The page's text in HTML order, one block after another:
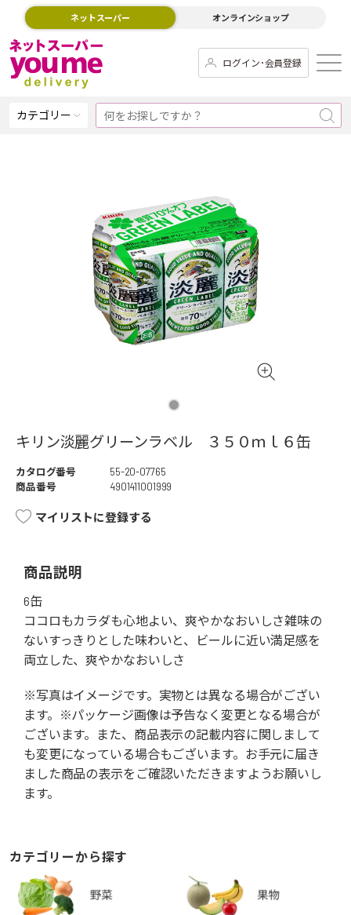
ネットスーパー オンラインショップ
ログイン･会員登録
カテゴリー
キリン淡麗グリーンラベル ３５０ｍｌ６缶
カタログ番号
55-20-07765
商品番号
4901411001999
マイリストに登録する
商品説明
6缶
ココロもカラダも心地よい、爽やかなおいしさ雑味の
ないすっきりとした味わいと、ビールに近い満足感を
両立した、爽やかなおいしさ
※写真はイメージです。実物とは異なる場合がござい
ます。※パッケージ画像は予告なく変更となる場合が
ございます。また、商品表示の記載内容に関しまして
も変更になっている場合もございます。お手元に届き
ました商品の表示をご確認いただきますようお願いし
ます。
カテゴリーから探す